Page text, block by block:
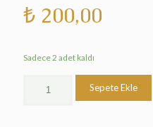
₺ 200,00
Sadece 2 adet kaldı
Atölye_Anahtarlık
Sepete Ekle